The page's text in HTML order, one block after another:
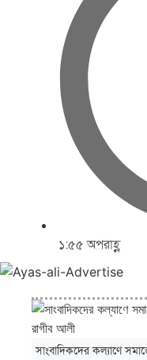
১:৫৫ অপরাহ্ণ
সাংবাদিকদের কল্যাণে